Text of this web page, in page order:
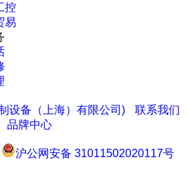
控
易
设备（上海）有限公司)
联系我们
品牌中心
沪公网安备 31011502020117号